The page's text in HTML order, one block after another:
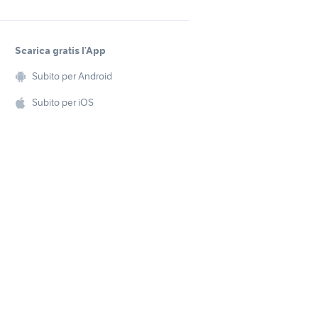
Scarica gratis l’App
Subito per Android
Subito per iOS